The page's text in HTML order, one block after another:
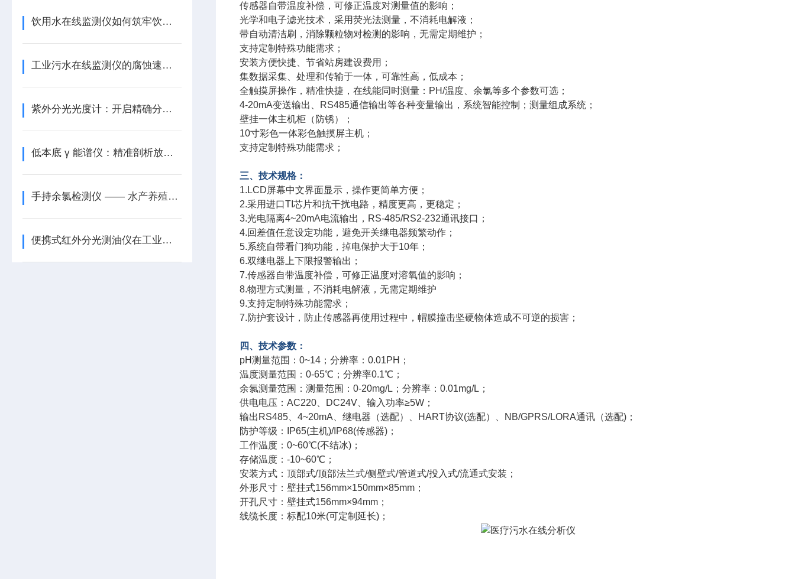
饮用水在线监测仪如何筑牢饮水安全防线
工业污水在线监测仪的腐蚀速率预警功能
紫外分光光度计：开启精确分析新时代
低本底 γ 能谱仪：精准剖析放射性核素的利器
手持余氯检测仪 —— 水产养殖的得力助手
便携式红外分光测油仪在工业废水检测中的操作步骤有哪些？
传感器自带温度补偿，可修正温度对测量值的影响；
光学和电子滤光技术，采用荧光法测量，不消耗电解液；
带自动清洁刷，消除颗粒物对检测的影响，无需定期维护；
支持定制特殊功能需求；
安装方便快捷、节省站房建设费用；
集数据采集、处理和传输于一体，可靠性高，低成本；
全触摸屏操作，精准快捷，在线能同时测量：PH/温度、余氯等多个参数可选；
4-20mA变送输出、RS485通信输出等各种变量输出，系统智能控制；测量组成系统；
壁挂一体主机柜（防锈）；
10寸彩色一体彩色触摸屏主机；
支持定制特殊功能需求；
三、技术规格 ：
1.LCD屏幕中文界面显示，操作更简单方便；
2.采用进口TI芯片和抗干扰电路，精度更高，更稳定；
3.光电隔离4~20mA电流输出，RS-485/RS2-232通讯接口；
4.回差值任意设定功能，避免开关继电器频繁动作；
5.系统自带看门狗功能，掉电保护大于10年；
6.双继电器上下限报警输出；
7.传感器自带温度补偿，可修正温度对溶氧值的影响；
8.物理方式测量，不消耗电解液，无需定期维护
9.支持定制特殊功能需求；
7.防护套设计，防止传感器再使用过程中，帽膜撞击坚硬物体造成不可逆的损害；
四、技术参数：
pH测量范围：0~14；分辨率：0.01PH；
温度测量范围：0-65℃；分辨率0.1℃；
余氯测量范围：测量范围：0-20mg/L；分辨率：0.01mg/L；
供电电压：AC220、DC24V、输入功率≥5W；
输出RS485、4~20mA、继电器（选配）、HART协议(选配）、NB/GPRS/LORA通讯（选配)；
防护等级：IP65(主机)/IP68(传感器)；
工作温度：0~60℃(不结冰)；
存储温度：-10~60℃；
安装方式：顶部式/顶部法兰式/侧壁式/管道式/投入式/流通式安装；
外形尺寸：壁挂式156mm×150mm×85mm；
开孔尺寸：壁挂式156mm×94mm；
线缆长度：标配10米(可定制延长)；